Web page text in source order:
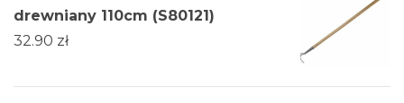
drewniany 110cm (S80121)
32.90 zł